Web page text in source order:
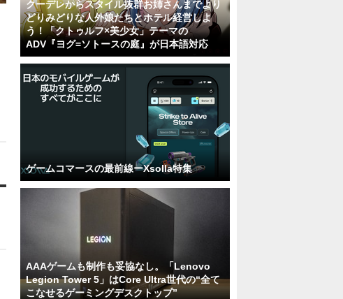
クーデレからスタイル抜群お姉さんまでより
どりみどりな人外娘たちとホテル経営しよ
う！「クトゥルフ×美少女」テーマの
ADV『ヨグ=ソトースの庭』が日本語対応
ゲームコマースの最前線ーXsolla特集
AAAゲームも制作も妥協なし。「Lenovo
Legion Tower 5」はCore Ultra世代の“全て
こなせるゲーミングデスクトップ”